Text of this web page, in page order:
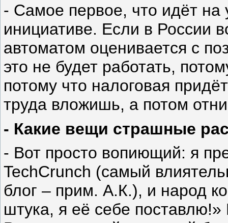
- Самое первое, что идёт
инициативе. Если в России
автоматом оценивается с
это не будет работать,
потому что налоговая
труда вложишь, а потом
- Какие вещи страшные
- Вот просто вопиющий: я
TechCrunch (самый
блог – прим. А.К.), и народ
штука, я её себе поставлю!»